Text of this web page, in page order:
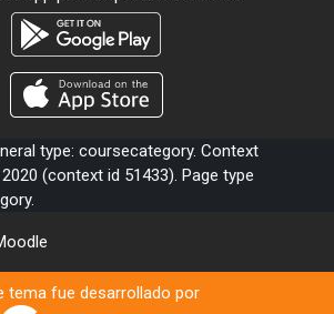
type: coursecategory. Context
(context id 51433). Page type
tema fue desarrollado por